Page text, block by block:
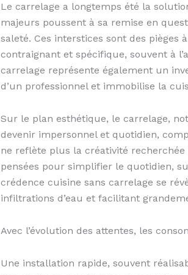
Le carrelage a longtemps été la
majeurs poussent à sa remise en
saleté. Ces interstices sont des
contraignant et spécifique, souvent à
carrelage représente également un
d’un professionnel et immobilise la
Sur le plan esthétique, le carrelage,
devenir impersonnel et quotidien,
ne reflète plus la créativité recherchée
pensées pour simplifier le quotidien,
crédence cuisine sans carrelage se
infiltrations d’eau et facilitant
Avec l’évolution des attentes, les
Une installation rapide, souvent